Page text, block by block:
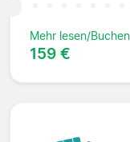
Mehr lesen/Buchen
159 €